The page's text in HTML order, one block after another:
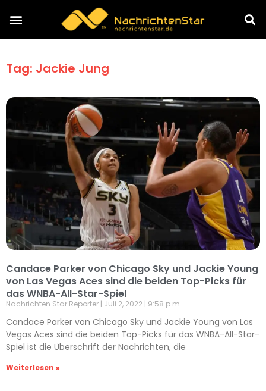
Tag: Jackie Jung
Candace Parker von Chicago Sky und Jackie Young
von Las Vegas Aces sind die beiden Top-Picks für
das WNBA-All-Star-Spiel
Nachrichten Star Reporter Juli 2, 2022 9:58 p.m.
Candace Parker von Chicago Sky und Jackie Young von Las
Vegas Aces sind die beiden Top-Picks für das WNBA-All-Star-
Spiel ist die Überschrift der Nachrichten, die
Weiterlesen »